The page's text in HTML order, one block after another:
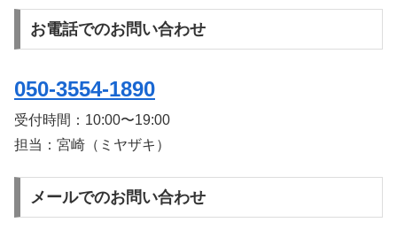
お電話でのお問い合わせ
050-3554-1890
受付時間： 10:00〜19:00
担当：宮崎（ミヤザキ）
メールでのお問い合わせ